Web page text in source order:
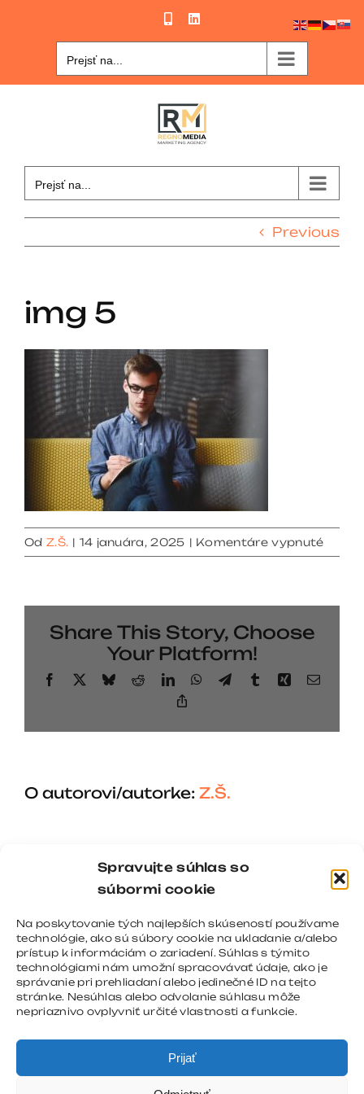
Spravujte súhlas so
súbormi cookie
Na poskytovanie tých najlepších skúseností používame
technológie, ako sú súbory cookie na ukladanie a/alebo
prístup k informáciám o zariadení. Súhlas s týmito
technológiami nám umožní spracovávať údaje, ako je
správanie pri prehliadaní alebo jedinečné ID na tejto
stránke. Nesúhlas alebo odvolanie súhlasu môže
nepriaznivo ovplyvniť určité vlastnosti a funkcie.
Prijať
PhoneLinkedIn
Prejsť na...
Prejsť na...
Previous
img 5
Od Z.Š. | 14 januára, 2025 | Komentáre vypnuténa
img
Share This Story, Choose
Your Platform!
Facebook BlueskyRedditLinkedInWhatsApp
TelegramTumblrXingEmail
O autorovi/autorke: Z.Š.